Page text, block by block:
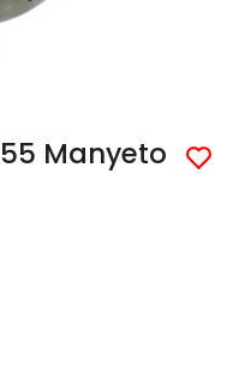
Manyeto